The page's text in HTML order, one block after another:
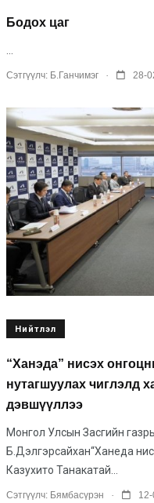
Бодох цаг
Сэтгүүлч: Б.Ганчимэг . 28-
Нийтлэл
“Ханэда” нисэх
нутагшуулах чиглэлд
дэвшүүллээ
Монгол Улсын Засгийн
Б.Дэлгэрсайхан“Ханеда
Казухито Танакатай...
Сэтгүүлч: Бямбасүрэн .